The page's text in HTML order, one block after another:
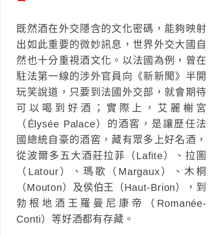
既然酒在外交隱含的文化密碼，能夠映射
出如此重要的微妙訊息，世界外交大國自
然也十分重視酒文化。以法國為例，曾在
駐法第一線的涉外官員向《新新聞》半開
玩笑說道，只要到法國外交部，就會期待
可以喝到好酒；實際上，艾麗榭宮
（Élysée Palace）的酒窖，是讓歷任法
國總統自豪的酒窖，藏有眾多上好名酒，
從波爾多五大酒莊拉菲（Lafite）、拉圖
（Latour）、瑪歌（Margaux）、木桐
（Mouton）及侯伯王（Haut-Brion），到
勃根地酒王羅曼尼康帝（Romanée-
Conti）等好酒都有存藏。